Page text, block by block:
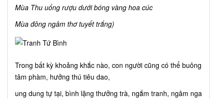
Mùa Thu uống rượu dưới bóng vàng hoa cúc
Mùa đông ngâm thơ tuyết trắng)
Trong bất kỳ khoảng khắc nào, con người cũng có thể buông
tâm phàm, hưởng thú tiêu dao,
ung dung tự tại, bình lặng thưởng trà, ngắm tranh, ngâm nga